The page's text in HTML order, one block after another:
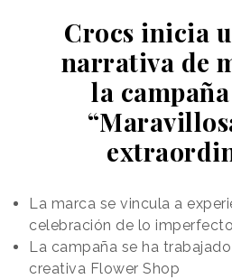
Frente a un modelo que está
Crocs inicia
narrativa de
la
La marca se vincula a
celebración de lo imperfecto
La campaña se ha
creativa Flower Shop